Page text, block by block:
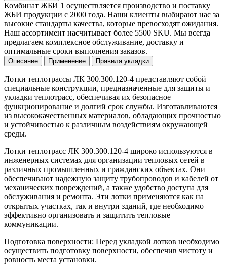
Комбинат ЖБИ 1 осуществляется производство и поставку
ЖБИ продукции с 2000 года. Наши клиенты выбирают нас за
высокие стандарты качества, которые превосходят ожидания.
Наш ассортимент насчитывает более 5500 SKU. Мы всегда
предлагаем комплексное обслуживание, доставку и
оптимальные сроки выполнения заказов.
Описание Применение Правила укладки
Лотки теплотрассы ЛК 300.300.120-4 представляют собой
специальные конструкции, предназначенные для защиты и
укладки теплотрасс, обеспечивая их безопасное
функционирование и долгий срок службы. Изготавливаются
из высококачественных материалов, обладающих прочностью
и устойчивостью к различным воздействиям окружающей
среды.
Лотки теплотрасс ЛК 300.300.120-4 широко используются в
инженерных системах для организации тепловых сетей в
различных промышленных и гражданских объектах. Они
обеспечивают надежную защиту трубопроводов и кабелей от
механических повреждений, а также удобство доступа для
обслуживания и ремонта. Эти лотки применяются как на
открытых участках, так и внутри зданий, где необходимо
эффективно организовать и защитить тепловые
коммуникации.
Подготовка поверхности: Перед укладкой лотков необходимо
осуществить подготовку поверхности, обеспечив чистоту и
ровность места установки.